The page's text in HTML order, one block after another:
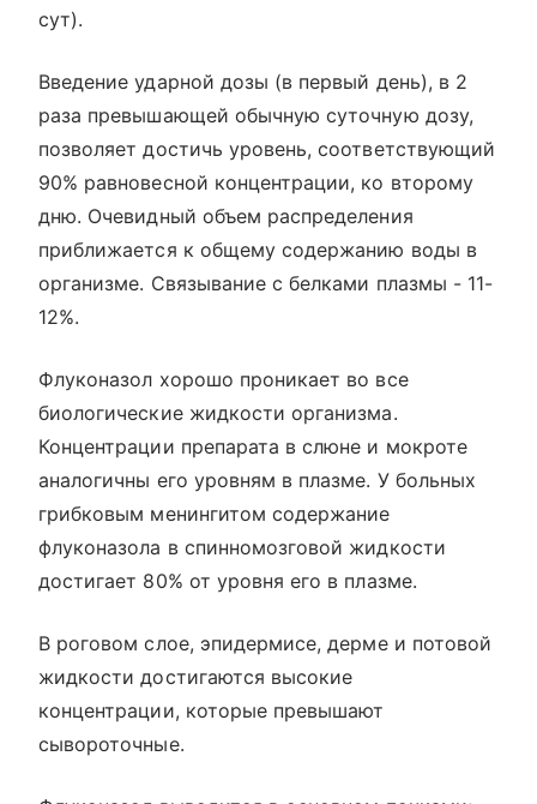
сут).
Введение ударной дозы (в первый день), в 2
раза превышающей обычную суточную дозу,
позволяет достичь уровень, соответствующий
90% равновесной концентрации, ко второму
дню. Очевидный объем распределения
приближается к общему содержанию воды в
организме. Связывание с белками плазмы - 11-
12%.
Флуконазол хорошо проникает во все
биологические жидкости организма.
Концентрации препарата в слюне и мокроте
аналогичны его уровням в плазме. У больных
грибковым менингитом содержание
флуконазола в спинномозговой жидкости
достигает 80% от уровня его в плазме.
В роговом слое, эпидермисе, дерме и потовой
жидкости достигаются высокие
концентрации, которые превышают
сывороточные.